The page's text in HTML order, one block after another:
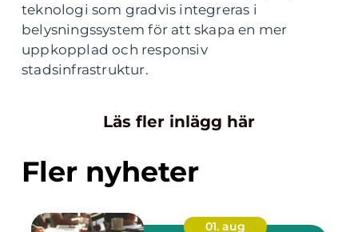
teknologi som gradvis integreras i
belysningssystem för att skapa en mer
uppkopplad och responsiv
stadsinfrastruktur.
Läs fler inlägg här
Fler nyheter
01. aug